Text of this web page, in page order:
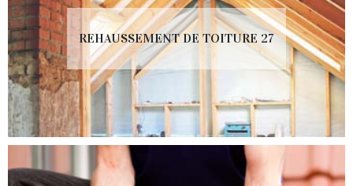
REHAUSSEMENT DE TOITURE 27